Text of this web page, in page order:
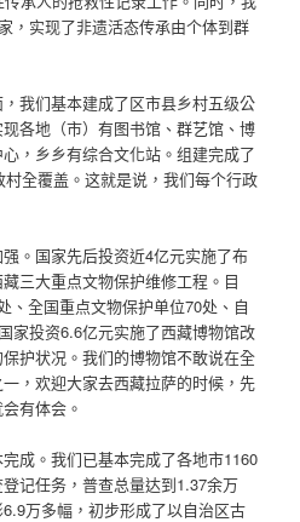
，实现了非遗活态传承由个体到群
我们基本建成了区市县乡村五级公
各地（市）有图书馆、群艺馆、博
，乡乡有综合文化站。组建完成了
全覆盖。这就是说，我们每个行政
。国家先后投资近4亿元实施了布
三大重点文物保护维修工程。目
、全国重点文物保护单位70处、自
家投资6.6亿元实施了西藏博物馆改
护状况。我们的博物馆不敢说在全
，欢迎大家去西藏拉萨的时候，先
有体会。
成。我们已基本完成了各地市1160
记任务，普查总量达到1.37余万
万多幅，初步形成了以自治区古